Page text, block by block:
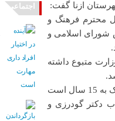
ازنا گفت:
محترم فرهنگ و
شورای اسلامی و
متبوع داشته
قابل ذکر است سالن های نگارخانه و آمفی تئاتر مجتمع فرهنگی هنری شهرستان ازنا نزدیک به 15 سال است
دکتر گودرزی و
اجتماعی